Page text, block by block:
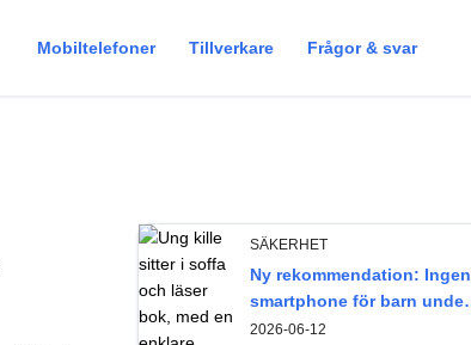
Mobiltelefoner Tillverkare Frågor & svar
SÄKERHET
Ny rekommendation: Ingen
smartphone för barn under
13 år
2026-06-12